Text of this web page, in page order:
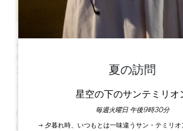
今年も4月23日から26日まで、コミューンは
ントのためのスペースに生まれ変わります。
ラ・カリ（La Cali）、エスパス・ジュネス
（Espace Jeunes de Coutras）および町
催で行われるこの青少年週間は、100％無料
にスポットを当て、町の芸術、文化、スポー
夏の訪問
星空の下のサンテミリオ
毎週火曜日 午後9時30分
→ 夕暮れ時、いつもとは一味違うサン・テミリオ